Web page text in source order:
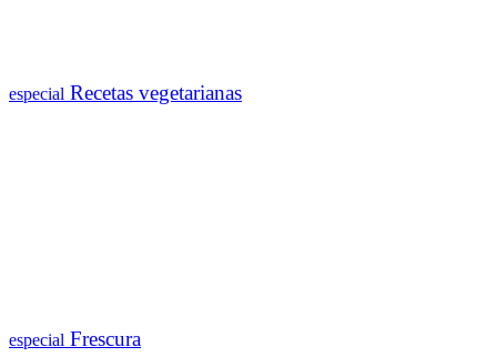
especial Recetas vegetarianas
especial Frescura